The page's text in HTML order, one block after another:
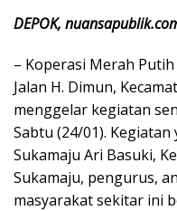
DEPOK,
– Koperasi Merah
Jalan H. Dimun,
menggelar kegiatan
Sabtu (24/01).
Sukamaju Ari Basuki,
Sukamaju, pengurus,
masyarakat sekitar ini